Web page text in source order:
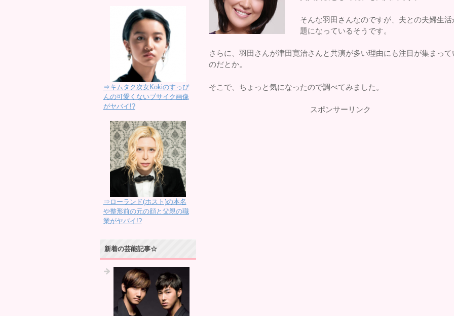
そんな羽田さんなのですが、夫との夫婦生活
題になっているそうです。
さらに、羽田さんが津田寛治さんと共演が多い理由にも注目が集まって
のだとか。
そこで、ちょっと気になったので調べてみました。
スポンサーリンク
⇒キムタク次女Kokiのすっぴ
んの可愛くないブサイク画像
がヤバイ!?
⇒ローランド(ホスト)の本名
や整形前の元の顔と父親の職
業がヤバイ!?
新着の芸能記事☆